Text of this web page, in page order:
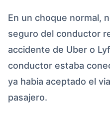
En un choque normal,
seguro del conductor
accidente de Uber o
conductor estaba
ya habia aceptado el
pasajero.